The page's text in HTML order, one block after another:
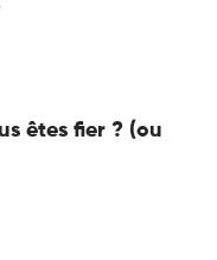
êtes fier ? (ou